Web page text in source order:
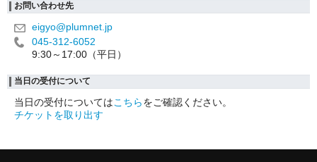
お問い合わせ先
eigyo@plumnet.jp
045-312-6052
9:30～17:00（平日）
当日の受付について
当日の受付についてはこちらをご確認ください。
チケットを取り出す